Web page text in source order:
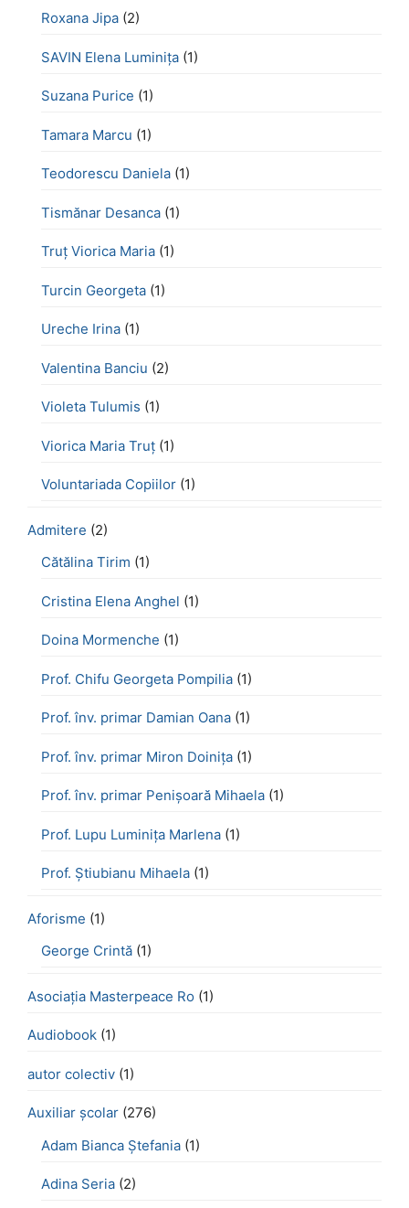
Roxana Jipa (2)
SAVIN Elena Luminița (1)
Suzana Purice (1)
Tamara Marcu (1)
Teodorescu Daniela (1)
Tismănar Desanca (1)
Truț Viorica Maria (1)
Turcin Georgeta (1)
Ureche Irina (1)
Valentina Banciu (2)
Violeta Tulumis (1)
Viorica Maria Truț (1)
Voluntariada Copiilor (1)
Admitere (2)
Cătălina Tirim (1)
Cristina Elena Anghel (1)
Doina Mormenche (1)
Prof. Chifu Georgeta Pompilia (1)
Prof. înv. primar Damian Oana (1)
Prof. înv. primar Miron Doinița (1)
Prof. înv. primar Penișoară Mihaela (1)
Prof. Lupu Luminița Marlena (1)
Prof. Știubianu Mihaela (1)
Aforisme (1)
George Crintă (1)
Asociația Masterpeace Ro (1)
Audiobook (1)
autor colectiv (1)
Auxiliar școlar (276)
Adam Bianca Ștefania (1)
Adina Seria (2)